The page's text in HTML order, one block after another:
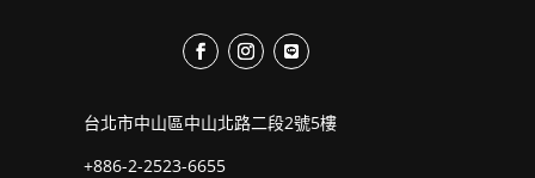
台北市中山區中山北路二段2號5樓
+886-2-2523-6655